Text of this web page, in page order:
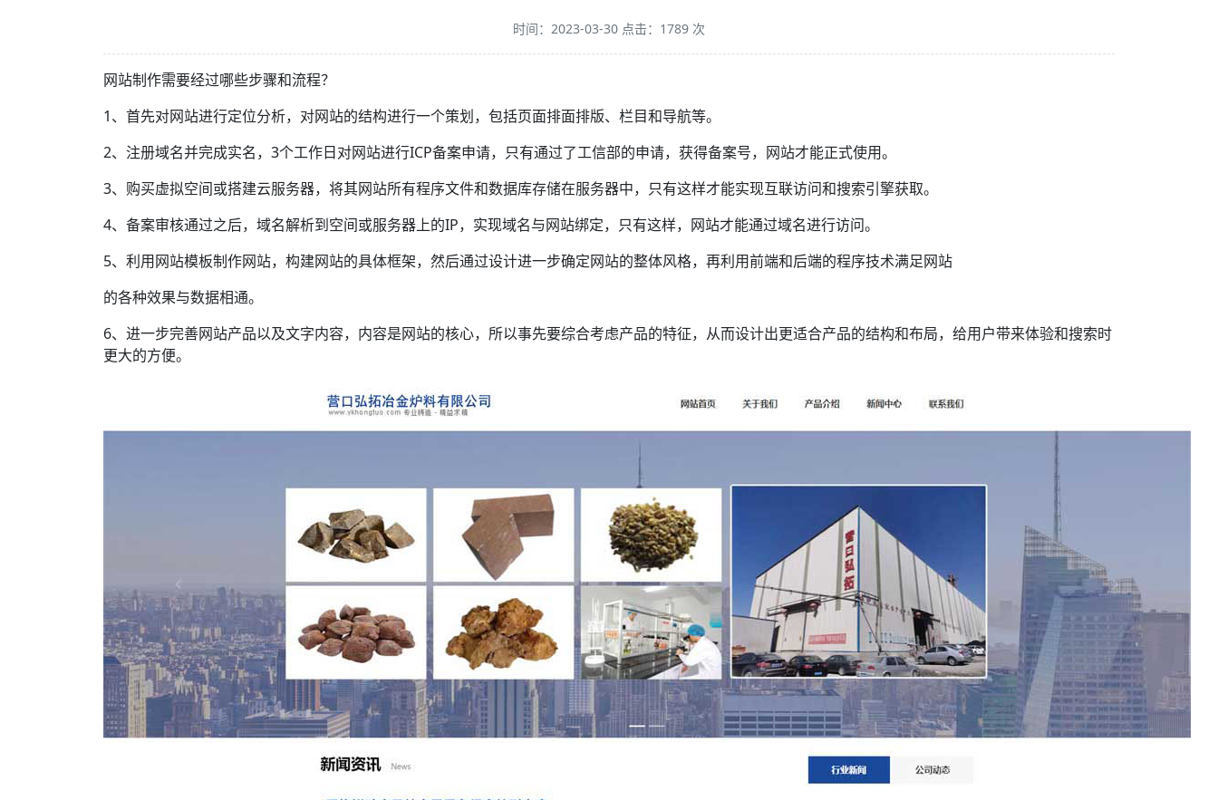
时间：2023-03-30 点击：1789 次
网站制作需要经过哪些步骤和流程？
1、首先对网站进行定位分析，对网站的结构进行一个策划，包括页面排面排版、栏目和导航等。
2、注册域名并完成实名，3个工作日对网站进行ICP备案申请，只有通过了工信部的申请，获得备案号，网站才能正式使用。
3、购买虚拟空间或搭建云服务器，将其网站所有程序文件和数据库存储在服务器中，只有这样才能实现互联访问和搜索引擎获取。
4、备案审核通过之后，域名解析到空间或服务器上的IP，实现域名与网站绑定，只有这样，网站才能通过域名进行访问。
5、利用网站模板制作网站，构建网站的具体框架，然后通过设计进一步确定网站的整体风格，再利用前端和后端的程序技术满足网站
的各种效果与数据相通。
6、进一步完善网站产品以及文字内容，内容是网站的核心，所以事先要综合考虑产品的特征，从而设计出更适合产品的结构和布局，给用户带来体验和搜索时
更大的方便。